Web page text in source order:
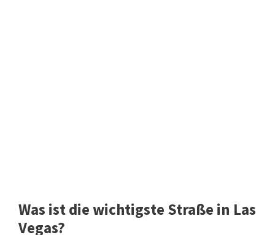
Was ist die wichtigste Straße in Las
Vegas?